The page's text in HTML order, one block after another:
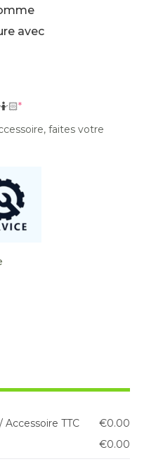
avec
*
faites votre
Accessoire TTC €0.00
€0.00